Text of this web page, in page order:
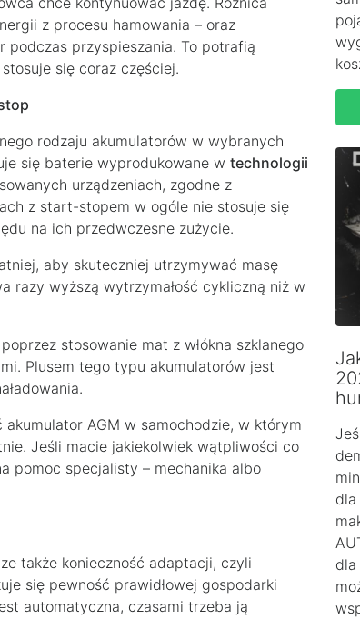
z procesu hamowania – oraz
podczas przyspieszania. To potrafią
się coraz częściej.
rodzaju akumulatorów w wybranych
się baterie wyprodukowane w technologii
urządzeniach, zgodne z
z start-stopem w ogóle nie stosuje się
na ich przedwczesne zużycie.
aby skuteczniej utrzymywać masę
razy wyższą wytrzymałość cykliczną niż w
stosowanie mat z włókna szklanego
Plusem tego typu akumulatorów jest
AGM w samochodzie, w którym
Jeśli macie jakiekolwiek wątpliwości co
pomoc specjalisty – mechanika albo
także konieczność adaptacji, czyli
się pewność prawidłowej gospodarki
automatyczna, czasami trzeba ją